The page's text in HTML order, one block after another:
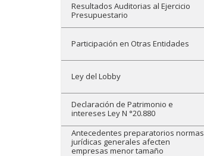
Resultados Auditorias al Ejercicio
Presupuestario
Participación en Otras Entidades
Ley del Lobby
Declaración de Patrimonio e
intereses Ley N °20.880
Antecedentes preparatorios normas
jurídicas generales afecten
empresas menor tamaño